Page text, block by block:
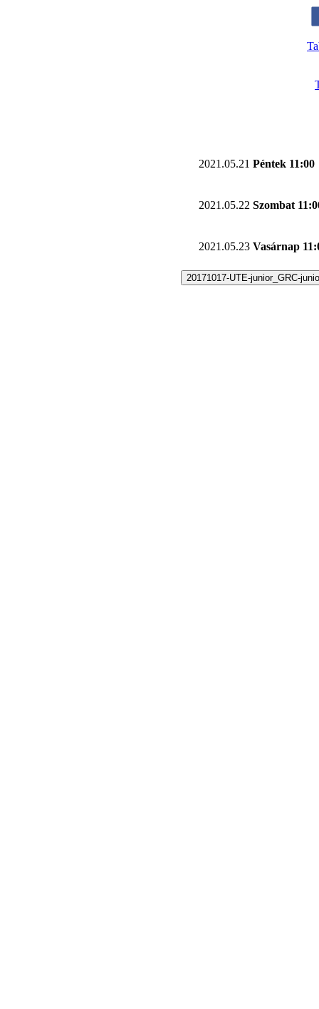
2021.05.21 Péntek 11:00
2021.05.22 Szombat
2021.05.23 Vasárnap
20171017-UTE-junior_GRC-